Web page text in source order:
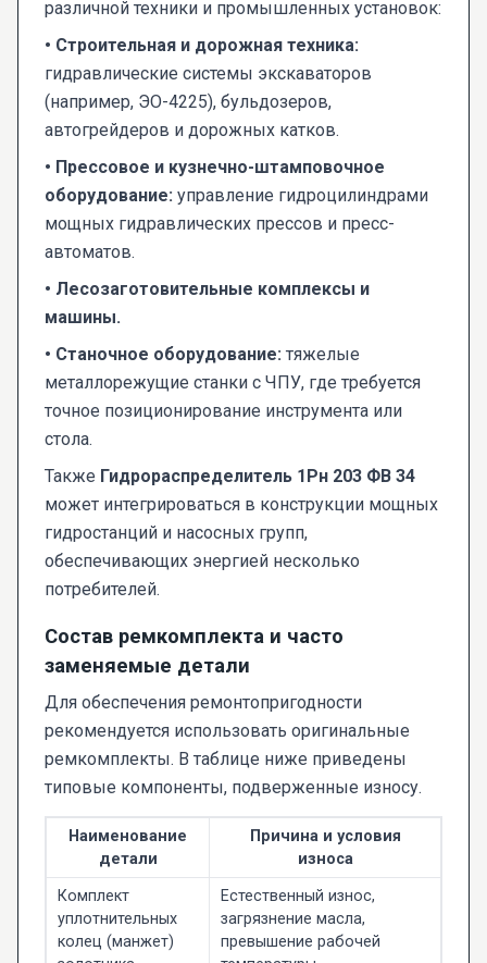
различной техники и промышленных установок:
• Строительная и дорожная техника:
гидравлические системы экскаваторов
(например, ЭО-4225), бульдозеров,
автогрейдеров и дорожных катков.
• Прессовое и кузнечно-штамповочное
оборудование: управление гидроцилиндрами
мощных гидравлических прессов и пресс-
автоматов.
• Лесозаготовительные комплексы и
машины.
• Станочное оборудование: тяжелые
металлорежущие станки с ЧПУ, где требуется
точное позиционирование инструмента или
стола.
Также Гидрораспределитель 1Рн 203 ФВ 34
может интегрироваться в конструкции мощных
гидростанций и насосных групп,
обеспечивающих энергией несколько
потребителей.
Состав ремкомплекта и часто
заменяемые детали
Для обеспечения ремонтопригодности
рекомендуется использовать оригинальные
ремкомплекты. В таблице ниже приведены
типовые компоненты, подверженные износу.
Наименование
детали
Причина и условия
износа
Комплект
уплотнительных
колец (манжет)
Естественный износ,
загрязнение масла,
превышение рабочей